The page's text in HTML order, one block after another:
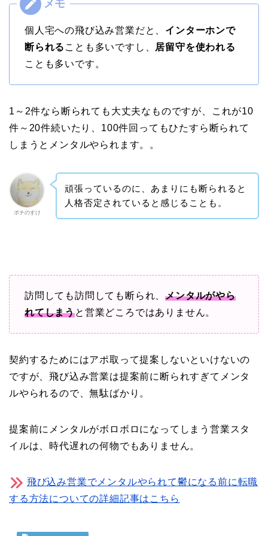
個人宅への飛び込み営業だと、 インターホンで
断られる ことも多いですし、 居留守を使われる
ことも多いです。
1～2件なら断られても大丈夫なものですが、これが10
件～20件続いたり、100件回ってもひたすら断られて
しまうとメンタルやられます。。
ポチのすけ
頑張っているのに、あまりにも断られると
人格否定されていると感じることも。
訪問しても訪問しても断られ、メンタルがやら
れてしまうと営業どころではありません。
契約するためにはアポ取って提案しないといけないの
ですが、飛び込み営業は提案前に断られすぎてメンタ
ルやられるので、無駄ばかり。
提案前にメンタルがボロボロになってしまう営業スタ
イルは、時代遅れの何物でもありません。
飛び込み営業でメンタルやられて鬱になる前に転職
する方法についての詳細記事はこちら